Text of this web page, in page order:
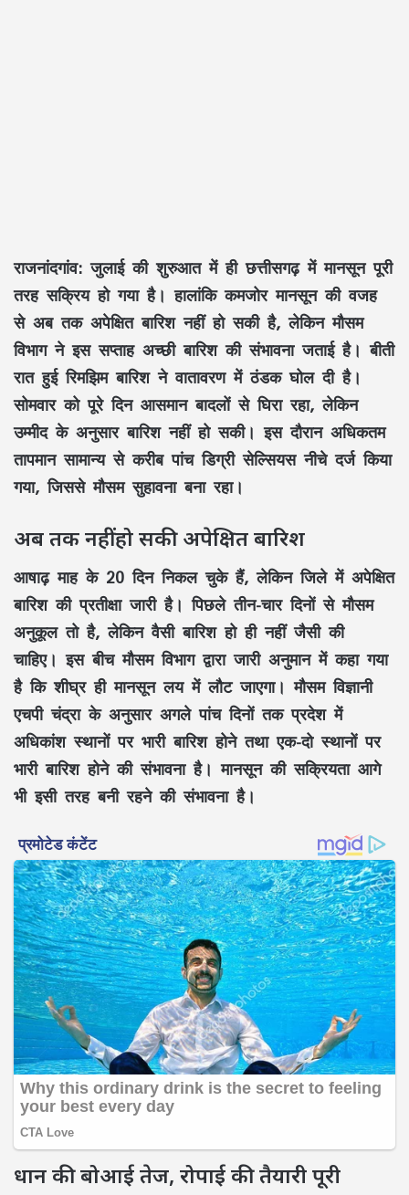
राजनांदगांव:जुलाई की शुरुआत में ही छत्तीसगढ़ में मानसून पूरी
तरह सक्रिय हो गया है। हालांकि कमजोर मानसून की वजह
से अब तक अपेक्षित बारिश नहीं हो सकी है, लेकिन मौसम
विभाग ने इस सप्ताह अच्छी बारिश की संभावना जताई है। बीती
रात हुई रिमझिम बारिश ने वातावरण में ठंडक घोल दी है।
सोमवार को पूरे दिन आसमान बादलों से घिरा रहा, लेकिन
उम्मीद के अनुसार बारिश नहीं हो सकी। इस दौरान अधिकतम
तापमान सामान्य से करीब पांच डिग्री सेल्सियस नीचे दर्ज किया
गया, जिससे मौसम सुहावना बना रहा।
अब तक नहीं हो सकी अपेक्षित बारिश
आषाढ़ माह के 20 दिन निकल चुके हैं, लेकिन जिले में अपेक्षित
बारिश की प्रतीक्षा जारी है। पिछले तीन-चार दिनों से मौसम
अनुकूल तो है, लेकिन वैसी बारिश हो ही नहीं जैसी की
चाहिए। इस बीच मौसम विभाग द्वारा जारी अनुमान में कहा गया
है कि शीघ्र ही मानसून लय में लौट जाएगा। मौसम विज्ञानी
एचपी चंद्रा के अनुसार अगले पांच दिनों तक प्रदेश में
अधिकांश स्थानों पर भारी बारिश होने तथा एक-दो स्थानों पर
भारी बारिश होने की संभावना है। मानसून की सक्रियता आगे
भी इसी तरह बनी रहने की संभावना है।
धान की बोआई तेज, रोपाई की तैयारी पूरी